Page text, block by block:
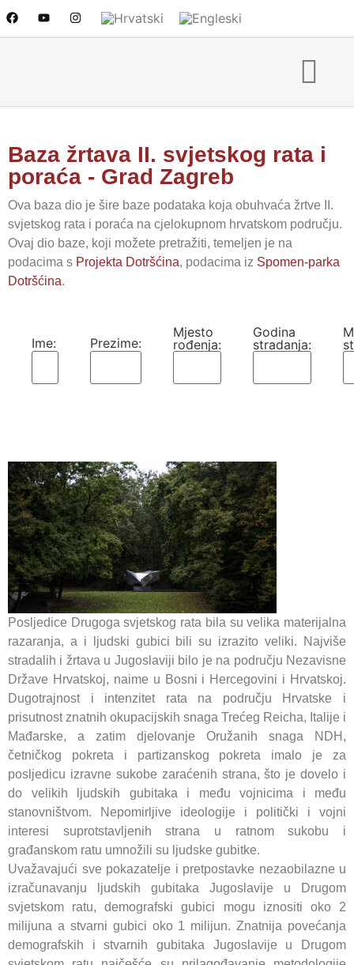
Baza žrtava II. svjetskog rata i
poraća - Grad Zagreb
Ova baza dio je šire baze podataka koja obuhvaća žrtve II.
svjetskog rata i poraća na cjelokupnom hrvatskom području.
Ovaj dio baze, koji možete pretražiti, temeljen je na
podacima s Projekta Dotršćina, podacima iz Spomen-parka
Dotršćina.
Ime: Prezime:
Mjesto
rođenja:
Godina
stradanja:
Posljedice Drugoga svjetskog rata bila su velika materijalna
razaranja, a i ljudski gubici bili su izrazito veliki. Najviše
stradalih i žrtava u Jugoslaviji bilo je na području Nezavisne
Države Hrvatskoj, naime u Bosni i Hercegovini i Hrvatskoj.
Dugotrajnost i intenzitet rata na području Hrvatske i
prisutnost znatnih okupacijskih snaga Trećeg Reicha, Italije i
Mađarske, a zatim djelovanje Oružanih snaga NDH,
četničkog pokreta i partizanskog pokreta imalo je za
posljedicu izravne sukobe zaraćenih strana, što je dovelo i
do velikih ljudskih gubitaka i među vojnicima i među
stanovništvom. Nepomirljive ideologije i politički i vojni
interesi suprotstavljenih strana u ratnom sukobu i
građanskom ratu umnožili su ljudske gubitke.
Uvažavajući sve pokazatelje i pretpostavke nezaobilazne u
izračunavanju ljudskih gubitaka Jugoslavije u Drugom
svjetskom ratu, demografski gubici mogu iznositi oko 2
milijuna a stvarni gubici oko 1 milijun. Znatnija povećanja
demografskih i stvarnih gubitaka Jugoslavije u Drugom